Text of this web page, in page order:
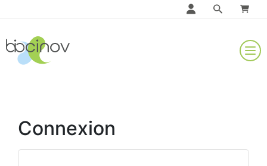
Connexion